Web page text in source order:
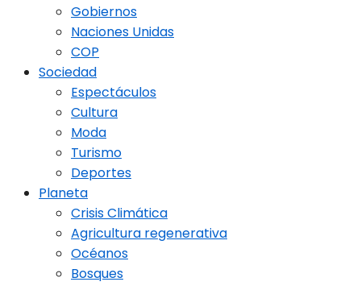
Gobiernos
Naciones Unidas
COP
Sociedad
Espectáculos
Cultura
Moda
Turismo
Deportes
Planeta
Crisis Climática
Agricultura regenerativa
Océanos
Bosques